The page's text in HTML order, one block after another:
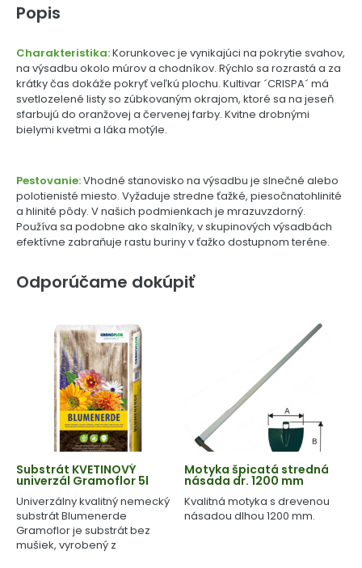
Popis
Charakteristika:Korunkovec je vynikajúci na pokrytie svahov,
na výsadbu okolo múrov a chodníkov. Rýchlo sa rozrastá a za
krátky čas dokáže pokryť veľkú plochu. Kultivar ´CRISPA´ má
svetlozelené listy so zúbkovaným okrajom, ktoré sa na jeseň
sfarbujú do oranžovej a červenej farby. Kvitne drobnými
bielymi kvetmi a láka motýle.
Pestovanie:Vhodné stanovisko na výsadbu je slnečné alebo
polotienisté miesto. Vyžaduje stredne ťažké, piesočnatohlinité
a hlinité pôdy. V našich podmienkach je mrazuvzdorný.
Používa sa podobne ako skalníky, v skupinových výsadbách
efektívne zabraňuje rastu buriny v ťažko dostupnom teréne.
Odporúčame dokúpiť
Substrát KVETINOVÝ
univerzál Gramoflor 5l
Univerzálny kvalitný nemecký
substrát Blumenerde
Gramoflor je substrát bez
mušiek, vyrobený z
Motyka špicatá stredná
násada dr. 1200 mm
Kvalitná motyka s drevenou
násadou dlhou 1200 mm.